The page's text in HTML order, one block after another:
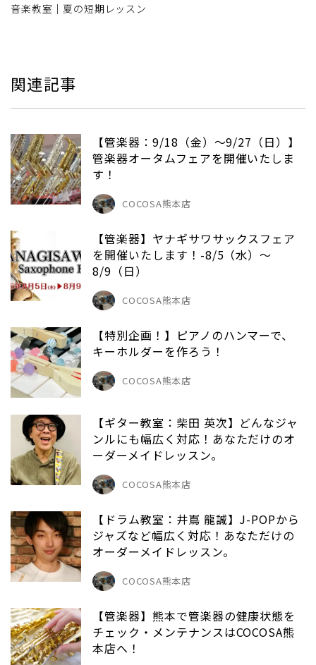
音楽教室｜夏の短期レッスン
関連記事
【管楽器：9/18（金）～9/27（日）】
管楽器オータムフェアを開催いたしま
す！
COCOSA熊本店
【管楽器】ヤナギサワサックスフェア
を開催いたします！-8/5（水）～
8/9（日）
COCOSA熊本店
【特別企画！】ピアノのハンマーで、
キーホルダーを作ろう！
COCOSA熊本店
【ギター教室：柴田 英次】どんなジャ
ンルにも幅広く対応！あなただけのオ
ーダーメイドレッスン。
COCOSA熊本店
【ドラム教室：井嶌 龍誠】J-POPから
ジャズなど幅広く対応！あなただけの
オーダーメイドレッスン。
COCOSA熊本店
【管楽器】熊本で管楽器の健康状態を
チェック・メンテナンスはCOCOSA熊
本店へ！